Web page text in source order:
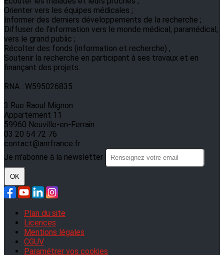
Orienter vers les équipes médicales ;
Informer des derniers développements de la recherche ;
Diffuser de l’information vers le monde médical, paramédical,
vers le grand public ;
Récolter des fonds (information et recherche) ;
Soutenir la recherche en participant à ses travaux et en
finançant des projets.
RNA : W595026835
3 Rue Raoul Mignon
Appartement 11
59960 Neuville-en-Ferrain
03 20 54 72 76
contact@anrfrance.fr
Je m'abonne à la newsletter
OK
Plan du site
Licences
Mentions légales
CGUV
Paramétrer vos cookies